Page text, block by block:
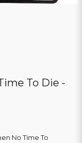
To Die -
No Time To